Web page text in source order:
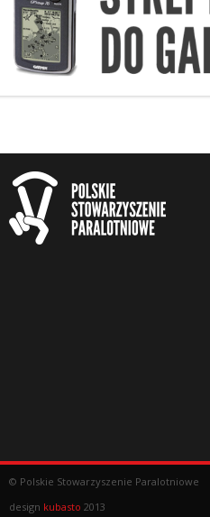
© Polskie Stowarzyszenie Paralotniowe
design kubasto 2013